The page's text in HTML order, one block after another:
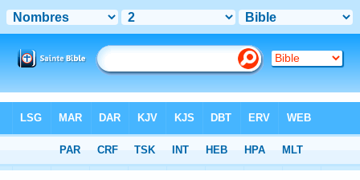
> Números 2